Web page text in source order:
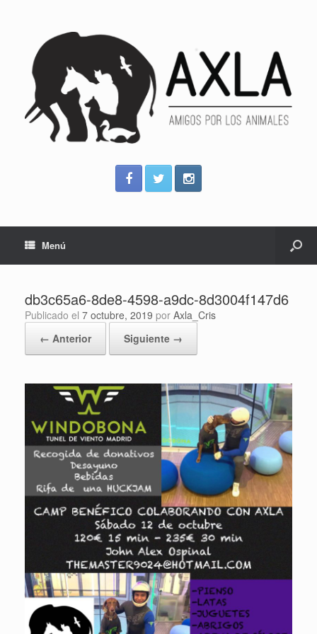
Menú
db3c65a6-8de8-4598-a9dc-8d3004f147d6
Publicado el 7 octubre, 2019 por Axla_Cris
← Anterior
Siguiente →